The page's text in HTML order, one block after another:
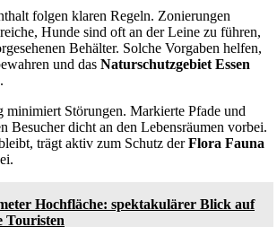
folgen klaren Regeln. Zonierungen
Hunde sind oft an der Leine zu führen,
Behälter. Solche Vorgaben helfen,
und das Naturschutzgebiet Essen
minimiert Störungen. Markierte Pfade und
Besucher dicht an den Lebensräumen vorbei.
trägt aktiv zum Schutz derFlora Fauna
Hochfläche: spektakulärer Blick auf
Touristen